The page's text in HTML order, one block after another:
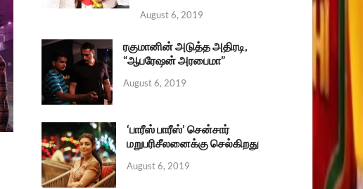
August 6, 2019
ரகுமானின் அடுத்த அதிரடி,
“ஆபரேஷன் அரபைமா”
August 6, 2019
‘பாரீஸ் பாரீஸ்’ சென்சார்
மறுபரிசீலனைக்கு செல்கிறது
August 6, 2019